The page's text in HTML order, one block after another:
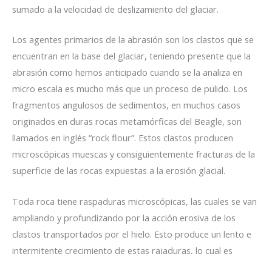
sumado a la velocidad de deslizamiento del glaciar.
Los agentes primarios de la abrasión son los clastos que se
encuentran en la base del glaciar, teniendo presente que la
abrasión como hemos anticipado cuando se la analiza en
micro escala es mucho más que un proceso de pulido. Los
fragmentos angulosos de sedimentos, en muchos casos
originados en duras rocas metamórficas del Beagle, son
llamados en inglés “rock flour”. Estos clastos producen
microscópicas muescas y consiguientemente fracturas de la
superficie de las rocas expuestas a la erosión glacial.
Toda roca tiene raspaduras microscópicas, las cuales se van
ampliando y profundizando por la acción erosiva de los
clastos transportados por el hielo. Esto produce un lento e
intermitente crecimiento de estas rajaduras, lo cual es